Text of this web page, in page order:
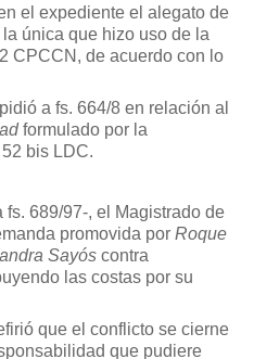
el expediente el alegato de
única que hizo uso de la
CPCCN, de acuerdo con lo
a fs. 664/8 en relación al
formulado por la
bis LDC.
689/97-, el Magistrado de
promovida por Roque
Sayós contra
las costas por su
que el conflicto se cierne
que pudiere